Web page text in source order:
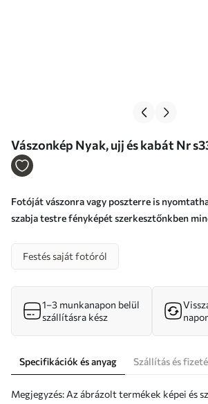
Vászonkép Nyak, ujj és kabát Nr
Fotóját vászonra vagy poszterre is
szabja testre fényképét szerkesztőnkben
Festés saját fotóról
1–3 munkanapon belül
szállításra kész
Specifikációk és anyag Szállítás és
Megjegyzés: Az ábrázolt termékek képei és